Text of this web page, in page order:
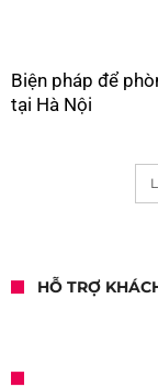
Biện pháp để
tại Hà Nội
HỖ TRỢ